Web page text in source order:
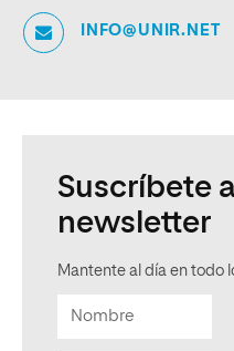
INFO@UNIR.NET
Suscríbete
newsletter
Mantente al día en todo